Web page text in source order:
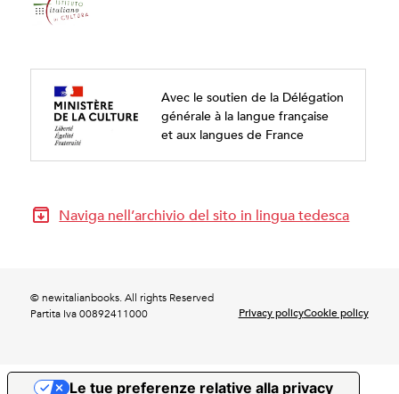
Avec le soutien de la Délégation
générale à la langue française
et aux langues de France
Naviga nell’archivio del sito in lingua tedesca
© newitalianbooks. All rights Reserved
Partita Iva 00892411000
Privacy policyCookie policy
Le tue preferenze relative alla privacy